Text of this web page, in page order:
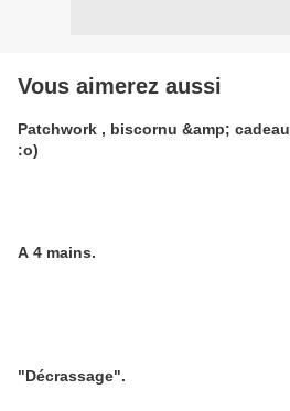
Vous aimerez aussi
Patchwork , biscornu &amp; cadeau
:o)
A 4 mains.
"Décrassage".